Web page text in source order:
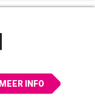
MEER INFO